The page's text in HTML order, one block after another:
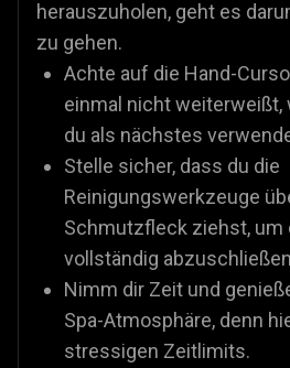
herauszuholen, geht es
zu gehen.
Achte auf die Hand-
einmal nicht weiterweißt,
du als nächstes
Stelle sicher, dass du die
Reinigungswerkzeuge
Schmutzfleck ziehst, um
vollständig
Nimm dir Zeit und
Spa-Atmosphäre, denn
stressigen Zeitlimits.